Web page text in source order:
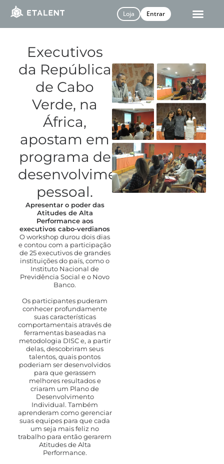
Loja Entrar
Executivos
da República
de Cabo
Verde, na
África,
apostam em
programa de
desenvolvimento
pessoal.
Apresentar o poder das
Atitudes de Alta
Performance aos
executivos cabo-verdianos
O workshop durou dois dias
e contou com a participação
de 25 executivos de grandes
instituições do país, como o
Instituto Nacional de
Previdência Social e o Novo
Banco.
Os participantes puderam
conhecer profundamente
suas características
comportamentais através de
ferramentas baseadas na
metodologia DISC e, a partir
delas, descobriram seus
talentos, quais pontos
poderiam ser desenvolvidos
para que gerassem
melhores resultados e
criaram um Plano de
Desenvolvimento
Individual. Também
aprenderam como gerenciar
suas equipes para que cada
um seja mais feliz no
trabalho para então gerarem
Atitudes de Alta
Performance.